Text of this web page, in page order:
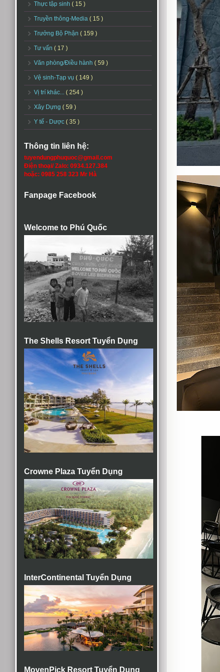
Thực tập sinh ( 15 )
Truyền thông-Media ( 15 )
Trưởng Bộ Phận ( 159 )
Tư vấn ( 17 )
Văn phòng/Điều hành ( 59 )
Vệ sinh-Tạp vụ ( 149 )
Vị trí khác... ( 254 )
Xây Dựng ( 59 )
Y tế - Dược ( 35 )
Thông tin liên hệ:
tuyendungphuquoc@gmail.com
Điện thoại/ Zalo: 0934.127.384
hoặc: 0985 258 323 Mr Hà
Fanpage Facebook
Welcome to Phú Quốc
The Shells Resort Tuyển Dụng
Crowne Plaza Tuyển Dụng
InterContinental Tuyển Dụng
MovenPick Resort Tuyển Dụng